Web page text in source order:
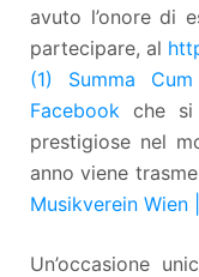
avuto l’onore di
partecipare, al
(1) Summa
Facebook che si
prestigiose nel
anno viene
Musikverein Wien
Un’occasione